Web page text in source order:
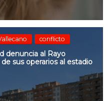
conflicto
denuncia al Rayo
sus operarios al estadio